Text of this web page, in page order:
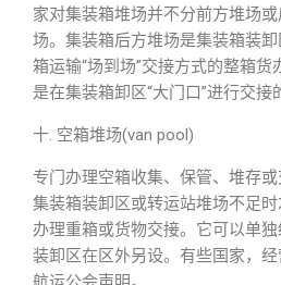
家对集装箱堆场并不分前方堆场
场。集装箱后方堆场是集装箱装
箱运输“场到场”交接方式的整箱
是在集装箱卸区“大门口”进行交接
十. 空箱堆场(van pool)
专门办理空箱收集、保管、堆存
集装箱装卸区或转运站堆场不足
办理重箱或货物交接。它可以单
装卸区在区外另设。有些国家，